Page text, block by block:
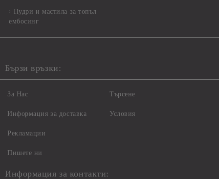
Пудри и мастила за топъл
ембосинг
Бързи връзки:
За Нас
Информация за доставка
Рекламации
Пишете ни
Търсене
Условия
Информация за контакти: